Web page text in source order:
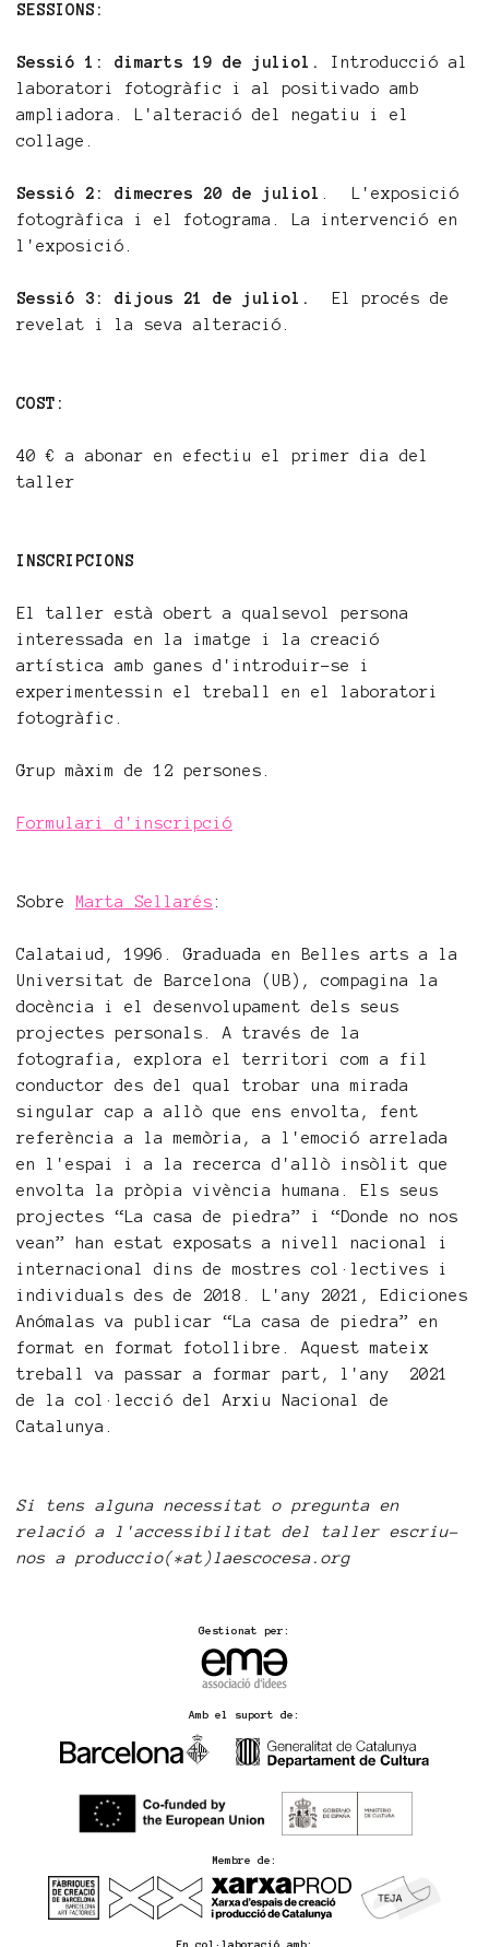
SESSIONS:
Sessió 1: dimarts 19 de juliol.
Introducció al
laboratori fotogràfic i al positivado amb
ampliadora. L'alteració del negatiu i el
collage.
Sessió 2: dimecres 20 de juliol
. L'exposició
fotogràfica i el fotograma. La intervenció en
l'exposició.
Sessió 3: dijous 21 de juliol.
El procés de
revelat i la seva alteració.
COST:
40 € a abonar en efectiu el primer dia del
taller
INSCRIPCIONS
El taller està obert a qualsevol persona
interessada en la imatge i la creació
artística amb ganes d'introduir-se i
experimentessin el treball en el laboratori
fotogràfic.
Grup màxim de 12 persones.
Formulari d'inscripció
Sobre Marta Sellarés:
Calataiud, 1996. Graduada en Belles arts a la
Universitat de Barcelona (UB), compagina la
docència i el desenvolupament dels seus
projectes personals. A través de la
fotografia, explora el territori com a fil
conductor des del qual trobar una mirada
singular cap a allò que ens envolta, fent
referència a la memòria, a l'emoció arrelada
en l'espai i a la recerca d'allò insòlit que
envolta la pròpia vivència humana. Els seus
projectes “La casa de piedra” i “Donde no nos
vean” han estat exposats a nivell nacional i
internacional dins de mostres col·lectives i
individuals des de 2018. L'any 2021, Ediciones
Anómalas va publicar “La casa de piedra” en
format en format fotollibre. Aquest mateix
treball va passar a formar part, l'any 2021
de la col·lecció del Arxiu Nacional de
Catalunya.
Si tens alguna necessitat o pregunta en
relació a l'accessibilitat del taller escriu-
nos a produccio(*at)laescocesa.org
Gestionat per:
Amb el suport de:
Membre de:
En col·laboració amb: